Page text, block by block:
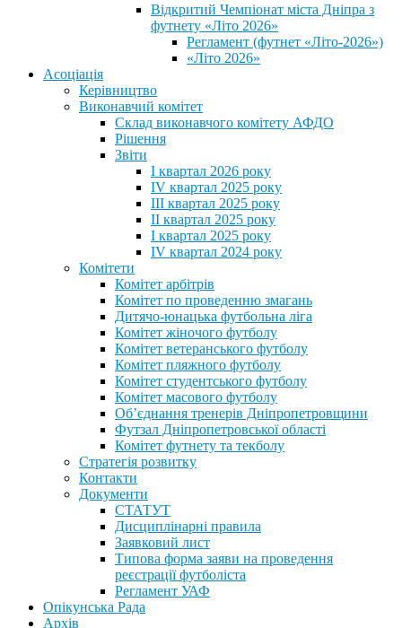
Відкритий Чемпіонат міста Дніпра з
футнету «Літо 2026»
Регламент (футнет «Літо-2026»)
«Літо 2026»
Асоціація
Керівництво
Виконавчий комітет
Склад виконавчого комітету АФДО
Рішення
Звіти
I квартал 2026 року
IV квартал 2025 року
III квартал 2025 року
II квартал 2025 року
I квартал 2025 року
IV квартал 2024 року
Комітети
Комітет арбітрів
Комітет по проведенню змагань
Дитячо-юнацька футбольна ліга
Комітет жіночого футболу
Комітет ветеранського футболу
Комітет пляжного футболу
Комітет студентського футболу
Комітет масового футболу
Обʼєднання тренерів Дніпропетровщини
Футзал Дніпропетровської області
Комітет футнету та текболу
Стратегія розвитку
Контакти
Документи
СТАТУТ
Дисциплінарні правила
Заявковий лист
Типова форма заяви на проведення
реєстрації футболіста
Регламент УАФ
Опікунська Рада
Архів